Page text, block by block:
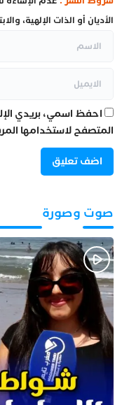
الأديان أو الذات الإلهية،
احفظ اسمي، بريدي
المتصفح لاستخدامها
صوت وصورة